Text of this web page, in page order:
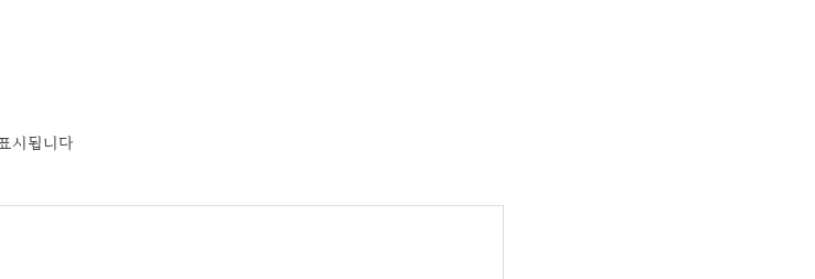
시됩니다